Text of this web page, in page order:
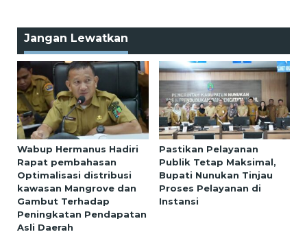
Jangan Lewatkan
Wabup Hermanus Hadiri
Rapat pembahasan
Optimalisasi distribusi
kawasan Mangrove dan
Gambut Terhadap
Peningkatan Pendapatan
Asli Daerah
Pastikan Pelayanan
Publik Tetap Maksimal,
Bupati Nunukan Tinjau
Proses Pelayanan di
Instansi